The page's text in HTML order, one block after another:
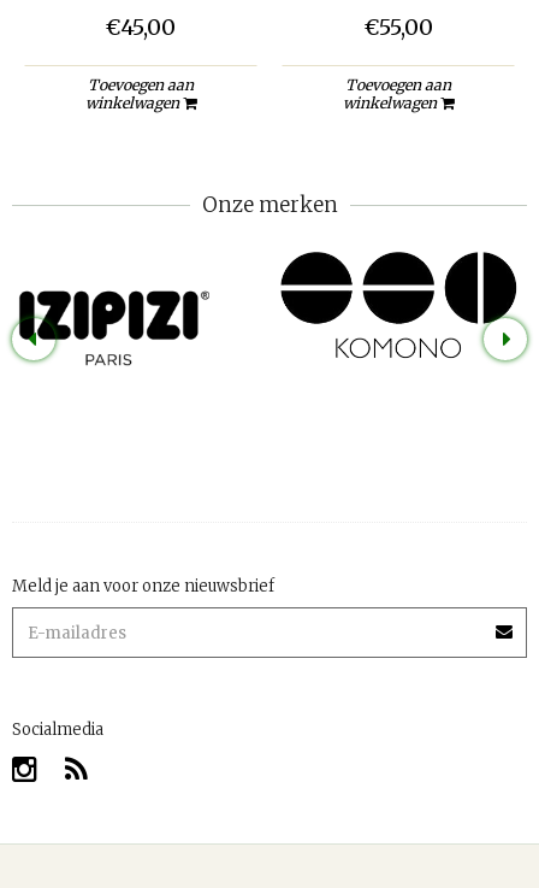
€45,00
Toevoegen aan
winkelwagen
€55,00
Toevoegen aan
winkelwagen
Onze merken
Meld je aan voor onze nieuwsbrief
Socialmedia